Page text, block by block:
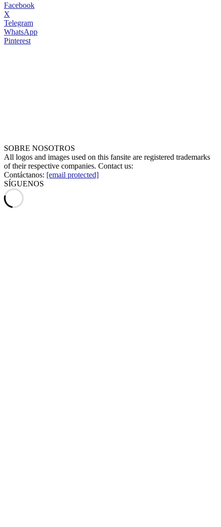
Facebook
X
Telegram
WhatsApp
Pinterest
SOBRE NOSOTROS
All logos and images used on this fansite are registered trademarks
of their respective companies. Contact us:
Contáctanos: [email protected]
SÍGUENOS